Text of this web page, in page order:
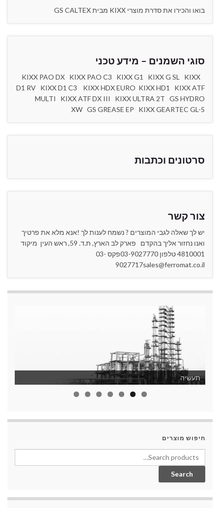
בואו והכירו את סדרת מוצרי KIXX מבית GS CALTEX
סוגי השמנים – מידע טכני
KIXX PAO DX KIXX PAO C3 KIXX G1 KIXX G SL KIXX
D1 RV KIXX D1 C3 KIXX HDX EURO KIXX HD1 KIXX ATF
MULTI KIXX ATF DX III KIXX ULTRA 2T GS HYDRO
XW GS GREASE EP KIXX GEARTEC GL-5
סרטונים וכתבות
צור קשר
יש לך שאלה לגבי המוצרים ? נשמח לענות לך !אנא מלא את פרטיך
ואנו נחזור אליך בהקדם פארק לב הארץ, ת.ד. 59, ראש העין מיקוד
4810001 טלפון 03-9027770פקס 03-
9027717sales@ferromat.co.il
תעשיה
חיפוש מוצרים
Search for:
Search